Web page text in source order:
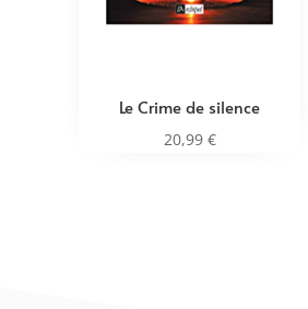
Le Crime de silence
20,99 €